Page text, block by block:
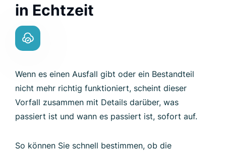
in Echtzeit
Wenn es einen Ausfall gibt oder ein Bestandteil
nicht mehr richtig funktioniert, scheint dieser
Vorfall zusammen mit Details darüber, was
passiert ist und wann es passiert ist, sofort auf.
So können Sie schnell bestimmen, ob die